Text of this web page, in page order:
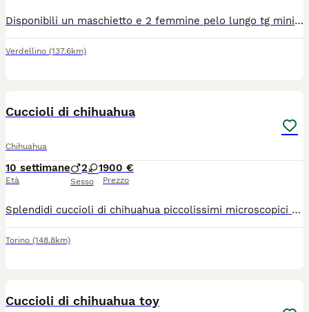
Disponibili un maschietto e 2 femmine pelo lungo tg mini verranno consegnati completi di ciclo vermifugo trattamento antiparassitario vaccino microchip certificato medico libretto sanitario iscrizione anagrafe canina passaggio di proprietà kit cucciolo pedigree enci genitori visibili solo persone responsabili siamo in provincia di Bergamo solo contatti telefonici 3491350788
Verdellino (137.6km)
Cuccioli di chihuahua
Chihuahua
10 settimane
Età
2 1
Sesso
900 €
Prezzo
Splendidi cuccioli di chihuahua piccolissimi microscopici rimarranno molto piccoli intorno a 1,2 kg genitori visibili entrambi di mia proprietà papà figlio di campioni nazionali e internazionali molto belli dolci ed equilibrati adatti a tutti disponibili sia maschi che femmine si cedono con sverninazione, vaccino, microchip passaggio di proprietà libretto sanitario Visita veterinaria contatto telefonico 379 1459776 anche whatapp
Torino (148.8km)
Cuccioli di chihuahua toy